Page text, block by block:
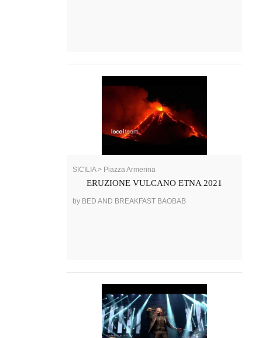
SICILIA > Piazza Armerina
ERUZIONE VULCANO ETNA 2021
by BED AND BREAKFAST BAOBAB